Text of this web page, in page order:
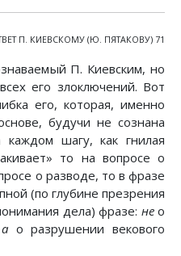
П. КИЕВСКОМУ (Ю. ПЯТАКОВУ) 71
П. Киевским, но
его злоключений. Вот
его, которая, именно
будучи не сознана
каждом шагу, как гнилая
то на вопросе о
о разводе, то в фразе
(по глубине презрения
дела) фразе: нео
а о разрушении векового